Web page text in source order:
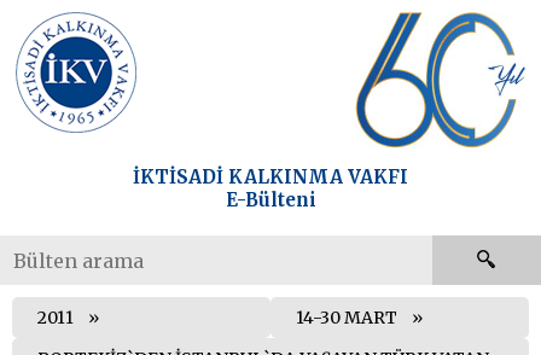
İKTİSADİ KALKINMA VAKFI
E-Bülteni
2011
14-30 MART